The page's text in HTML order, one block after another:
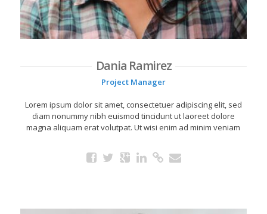
Dania Ramirez
Project Manager
Lorem ipsum dolor sit amet, consectetuer adipiscing elit, sed
diam nonummy nibh euismod tincidunt ut laoreet dolore
magna aliquam erat volutpat. Ut wisi enim ad minim veniam